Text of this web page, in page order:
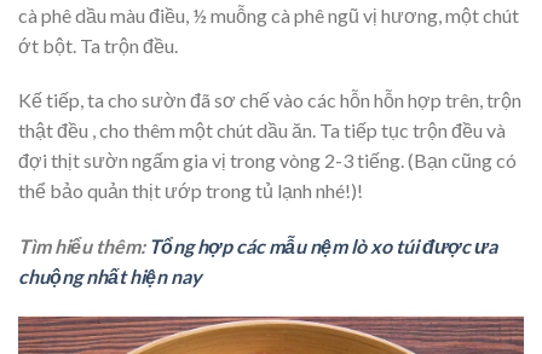
cà phê dầu màu điều, ½ muỗng cà phê ngũ vị hương, một chút
ớt bột. Ta trộn đều.
Kế tiếp, ta cho sườn đã sơ chế vào các hỗn hỗn hợp trên, trộn
thật đều , cho thêm một chút dầu ăn. Ta tiếp tục trộn đều và
đợi thịt sườn ngấm gia vị trong vòng 2-3 tiếng. (Bạn cũng có
thể bảo quản thịt ướp trong tủ lạnh nhé!)!
Tìm hiểu thêm: Tổng hợp các mẫu nệm lò xo túi được ưa
chuộng nhất hiện nay